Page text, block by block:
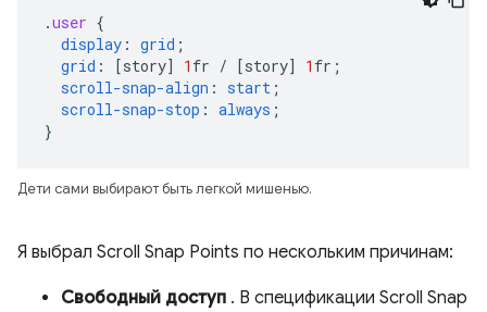
.user {
display : grid ;
grid : [story] 1 fr / [story] 1 fr ;
scroll-snap-align : start ;
scroll-snap-stop : always ;
}
Дети сами выбирают быть легкой мишенью.
Я выбрал Scroll Snap Points по нескольким причинам:
Свободный доступ . В спецификации Scroll Snap